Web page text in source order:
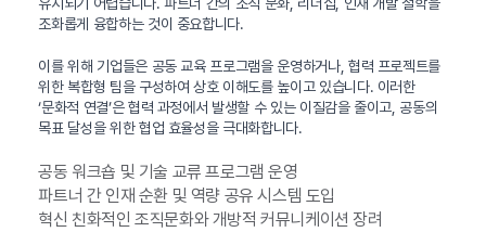
조화롭게 융합하는 것이 중요합니다.
이를 위해 기업들은 공동 교육 프로그램을 운영하거나, 협력 프로젝트를
위한 복합형 팀을 구성하여 상호 이해도를 높이고 있습니다. 이러한
‘문화적 연결’은 협력 과정에서 발생할 수 있는 이질감을 줄이고, 공동의
목표 달성을 위한 협업 효율성을 극대화합니다.
공동 워크숍 및 기술 교류 프로그램 운영
파트너 간 인재 순환 및 역량 공유 시스템 도입
혁신 친화적인 조직문화와 개방적 커뮤니케이션 장려